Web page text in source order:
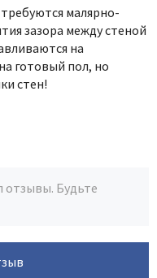
малярно-
зазора между стеной
на
готовый пол, но
стен!
отзывы. Будьте